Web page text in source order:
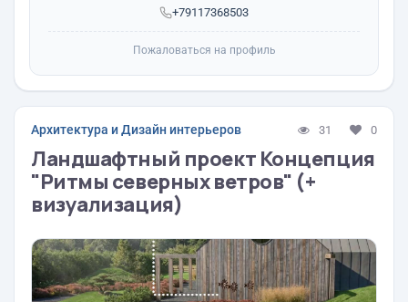
+79117368503
Пожаловаться на профиль
Архитектура и Дизайн интерьеров 31 0
Ландшафтный проект Концепция
"Ритмы северных ветров" (+
визуализация)